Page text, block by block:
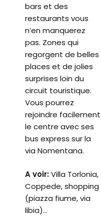
bars et des
restaurants vous
n’en manquerez
pas. Zones qui
regorgent de belles
places et de jolies
surprises loin du
circuit touristique.
Vous pourrez
rejoindre facilement
le centre avec ses
bus express sur la
via Nomentana.
A voir:Villa Torlonia,
Coppede, shopping
(piazza fiume, via
libia)…